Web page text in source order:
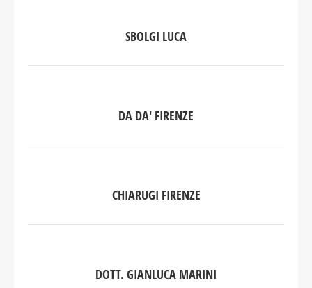
SBOLGI LUCA
DA DA' FIRENZE
CHIARUGI FIRENZE
DOTT. GIANLUCA MARINI